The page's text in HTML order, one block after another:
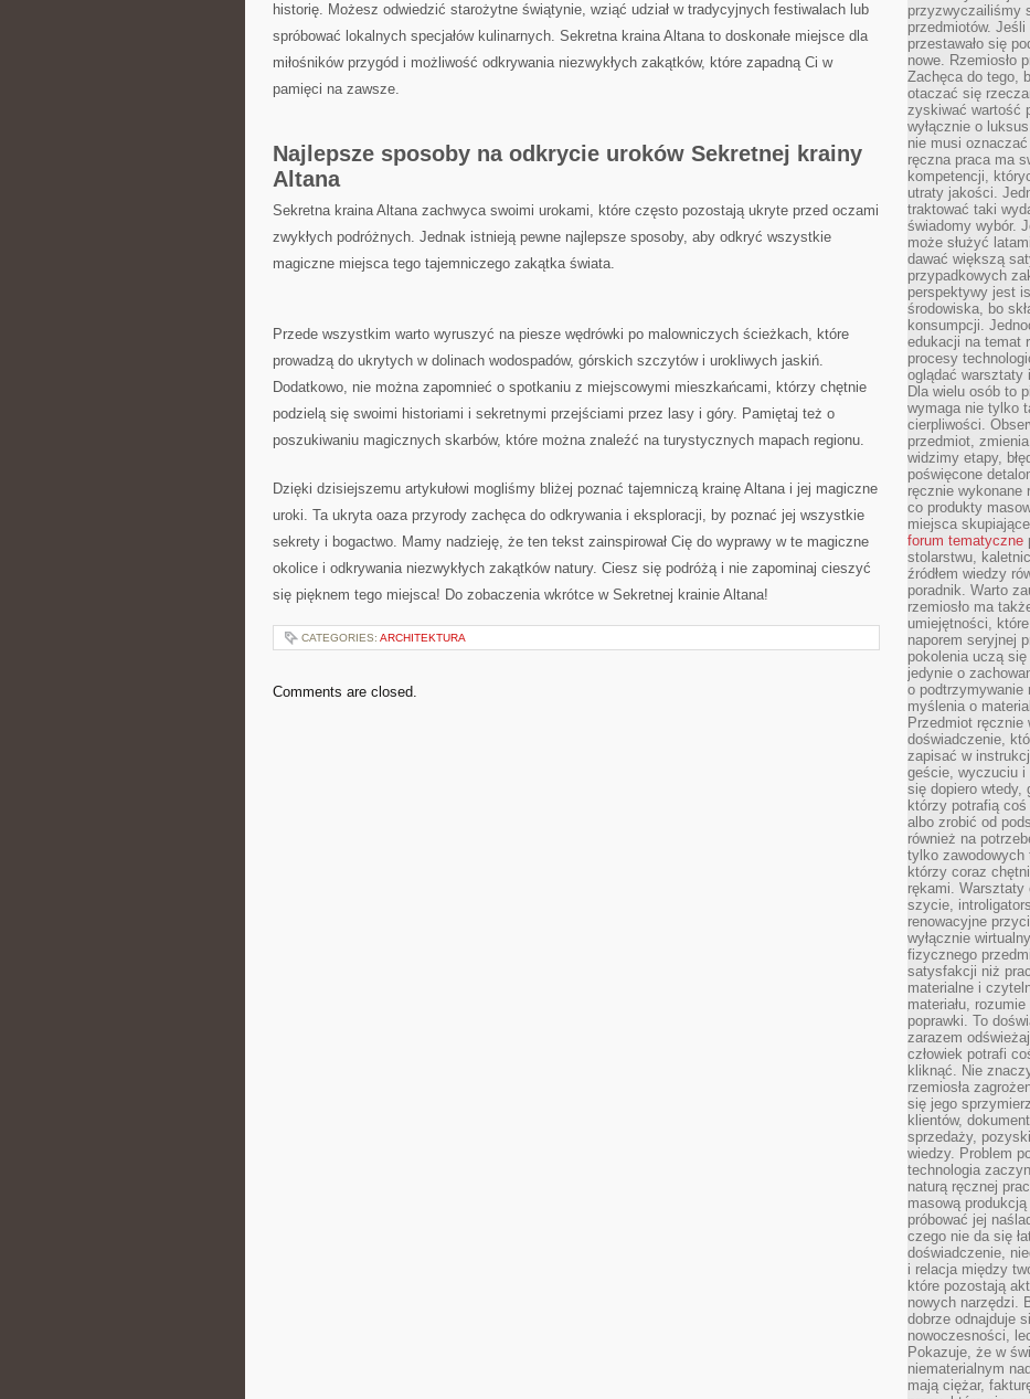
historię. Możesz odwiedzić starożytne świątynie, ⁣wziąć udział​ w tradycyjnych festiwalach lub
spróbować lokalnych specjałów kulinarnych. Sekretna kraina Altana to doskonałe miejsce⁣ dla
⁢miłośników‌ przygód i możliwość odkrywania​ niezwykłych zakątków, które zapadną Ci ⁢w‍
pamięci na zawsze.
Najlepsze sposoby na odkrycie uroków Sekretnej krainy​
Altana
Sekretna kraina Altana zachwyca ⁤swoimi urokami,‌ które często pozostają ukryte przed ⁢oczami
zwykłych⁣ podróżnych. Jednak istnieją ⁤pewne najlepsze ‍sposoby, aby odkryć​ wszystkie
magiczne miejsca tego tajemniczego zakątka świata.
Przede wszystkim warto wyruszyć⁢ na piesze wędrówki po malowniczych ścieżkach, które⁤
prowadzą do ukrytych w ‍dolinach wodospadów, górskich szczytów i urokliwych jaskiń.
Dodatkowo,⁢ nie można zapomnieć o spotkaniu z miejscowymi mieszkańcami, ⁢którzy chętnie
podzielą się swoimi historiami i sekretnymi przejściami przez lasy i góry. Pamiętaj​ też o‍
poszukiwaniu ⁣magicznych ⁣skarbów, które można ‌znaleźć na‌ turystycznych ‍mapach ⁤regionu.
Dzięki dzisiejszemu artykułowi⁣ mogliśmy bliżej poznać tajemniczą krainę Altana⁤ i jej magiczne​
uroki. Ta ⁣ukryta oaza przyrody zachęca do odkrywania ‍i eksploracji, by⁣ poznać jej wszystkie
sekrety i bogactwo. Mamy nadzieję, że ten tekst zainspirował Cię do⁢ wyprawy w te magiczne
‌okolice i ⁤odkrywania niezwykłych zakątków natury. Ciesz się podróżą i nie zapominaj cieszyć
się pięknem tego miejsca! Do​ zobaczenia wkrótce w Sekretnej krainie Altana!
CATEGORIES: ARCHITEKTURA
Comments are closed.
przyzwyczailiśmy
przedmiotów.
przestawało się
nowe. Rzemiosło
Zachęca do tego,
otaczać się
zyskiwać wartość
wyłącznie o
nie musi
ręczna praca ma
kompetencji,
utraty jakości.
traktować taki
świadomy wybór.
może służyć
dawać większą
przypadkowych
perspektywy jest
środowiska, bo
konsumpcji.
edukacji na temat
procesy
oglądać warsztaty
Dla wielu osób to
wymaga nie tylko
cierpliwości.
przedmiot,
widzimy etapy,
poświęcone
ręcznie wykonane
co produkty
miejsca
forum tematyczne
stolarstwu,
źródłem wiedzy
poradnik. Warto
rzemiosło ma
umiejętności,
naporem seryjnej
pokolenia uczą
jedynie o
o podtrzymywanie
myślenia o
Przedmiot ręcznie
doświadczenie,
zapisać w
geście, wyczuciu i
się dopiero wtedy,
którzy potrafią
albo zrobić od
również na
tylko zawodowych
którzy coraz
rękami.
szycie,
renowacyjne
wyłącznie
fizycznego
satysfakcji niż
materialne i
materiału,
poprawki. To
zarazem
człowiek potrafi
kliknąć. Nie
rzemiosła
się jego
klientów,
sprzedaży,
wiedzy. Problem
technologia
naturą ręcznej
masową
próbować jej
czego nie da się
doświadczenie,
i relacja między
które pozostają
nowych narzędzi.
dobrze odnajduje
nowoczesności,
Pokazuje, że w
niematerialnym
mają ciężar,